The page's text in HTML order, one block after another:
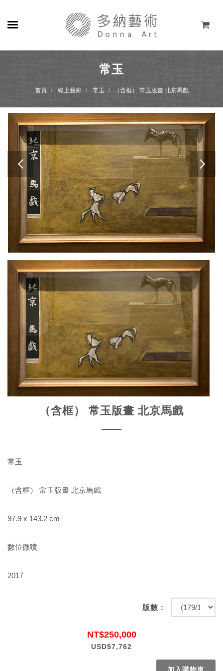
藝術家
線上藝廊
商店
聯絡
EN
常玉
首頁 線上藝廊 常玉 （含框） 常玉版畫 北京馬戲
（含框） 常玉版畫 北京馬戲
常玉
（含框） 常玉版畫 北京馬戲
97.9 x 143.2 cm
數位微噴
2017
版數 :
NT$250,000
USD$7,762